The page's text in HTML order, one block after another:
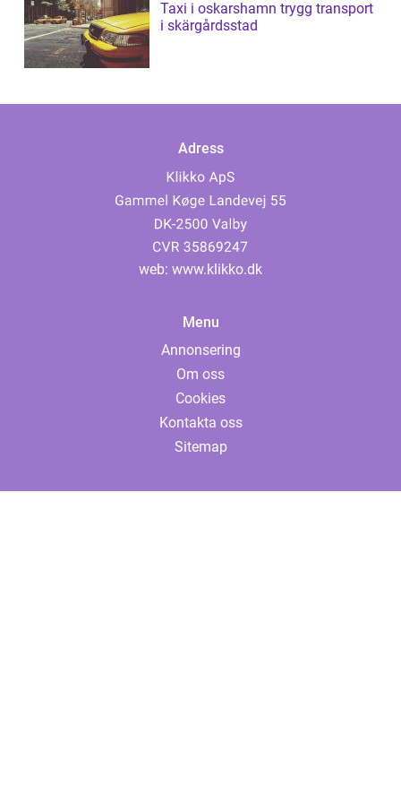
Taxi i oskarshamn trygg transport
i skärgårdsstad
Adress
web: www.klikko.dk
Menu
Annonsering
Om oss
Cookies
Kontakta oss
Sitemap